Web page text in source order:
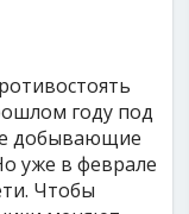
году под
добывающие
уже в феврале
Чтобы